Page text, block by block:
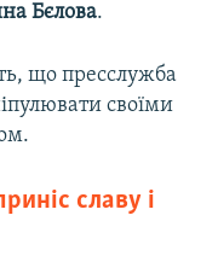
Бєлова.
що пресслужба
своїми
славу і